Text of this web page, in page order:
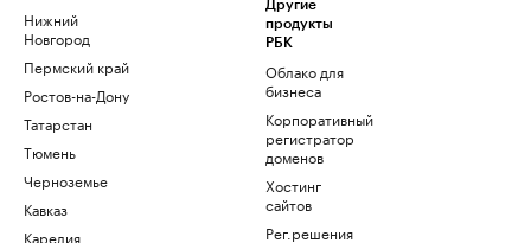
Нижний
Новгород
Пермский край
Ростов-на-Дону
Татарстан
Тюмень
Черноземье
Кавказ
Карелия
Другие
продукты
РБК
Облако для
бизнеса
Корпоративный
регистратор
доменов
Хостинг
сайтов
Рег.решения